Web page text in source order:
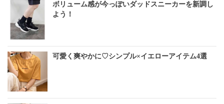
ボリューム感が今っぽいダッドスニーカーを新調し
よう！
可愛く爽やかに♡シンプル×イエローアイテム4選